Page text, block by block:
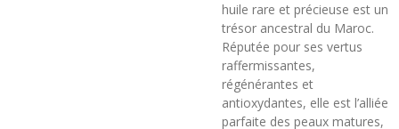
huile rare et précieuse est un
trésor ancestral du Maroc.
Réputée pour ses vertus
raffermissantes,
régénérantes et
antioxydantes, elle est l’alliée
parfaite des peaux matures,